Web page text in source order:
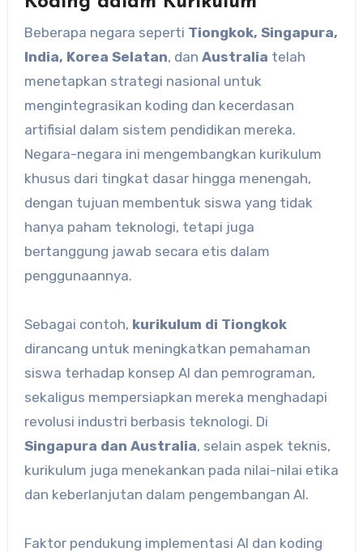
Beberapa negara seperti Tiongkok, Singapura,
India, Korea Selatan, dan Australia telah
menetapkan strategi nasional untuk
mengintegrasikan koding dan kecerdasan
artifisial dalam sistem pendidikan mereka.
Negara-negara ini mengembangkan kurikulum
khusus dari tingkat dasar hingga menengah,
dengan tujuan membentuk siswa yang tidak
hanya paham teknologi, tetapi juga
bertanggung jawab secara etis dalam
penggunaannya.
Sebagai contoh, kurikulum di Tiongkok
dirancang untuk meningkatkan pemahaman
siswa terhadap konsep AI dan pemrograman,
sekaligus mempersiapkan mereka menghadapi
revolusi industri berbasis teknologi. Di
Singapura dan Australia, selain aspek teknis,
kurikulum juga menekankan pada nilai-nilai etika
dan keberlanjutan dalam pengembangan AI.
Faktor pendukung implementasi AI dan koding